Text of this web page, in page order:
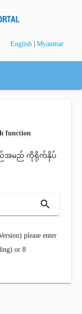
English | Myanmar
function
စည်အမည် ကိုရိုက်နှိပ်
search
please enter
or 8